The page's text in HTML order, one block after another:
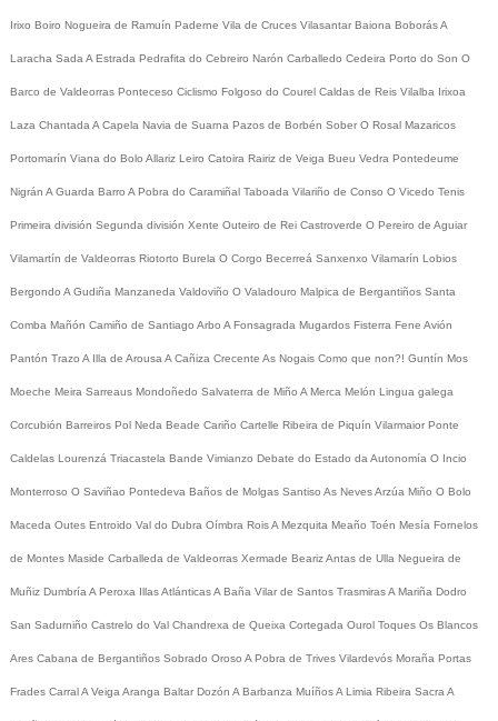
Irixo Boiro Nogueira de Ramuín Paderne Vila de Cruces Vilasantar Baiona BoborásA
Laracha Sada A Estrada Pedrafita do Cebreiro Narón Carballedo Cedeira Porto do Son O
Barco de Valdeorras Ponteceso Ciclismo Folgoso do Courel Caldas de Reis Vilalba Irixoa
Laza Chantada A Capela Navia de Suarna Pazos de Borbén Sober O Rosal Mazaricos
Portomarín Viana do Bolo Allariz Leiro Catoira Rairiz de Veiga Bueu Vedra Pontedeume
Nigrán A Guarda Barro A Pobra do Caramiñal Taboada Vilariño de Conso O Vicedo Tenis
Primeira división Segunda división Xente Outeiro de Rei Castroverde O Pereiro de Aguiar
Vilamartín de Valdeorras Riotorto Burela O Corgo Becerreá Sanxenxo Vilamarín Lobios
Bergondo A Gudiña Manzaneda Valdoviño O Valadouro Malpica de Bergantiños Santa
Comba Mañón Camiño de Santiago Arbo A Fonsagrada Mugardos Fisterra Fene Avión
Pantón Trazo A Illa de Arousa A Cañiza Crecente As Nogais Como que non?! Guntín Mos
Moeche Meira Sarreaus Mondoñedo Salvaterra de Miño A Merca Melón Lingua galega
Corcubión Barreiros Pol Neda Beade Cariño Cartelle Ribeira de Piquín Vilarmaior Ponte
Caldelas Lourenzá Triacastela Bande Vimianzo Debate do Estado da Autonomía O Incio
Monterroso O Saviñao Pontedeva Baños de Molgas Santiso As NevesArzúa Miño O Bolo
Maceda Outes Entroido Val do Dubra Oímbra RoisA Mezquita Meaño Toén Mesía Fornelos
de Montes Maside Carballeda de Valdeorras Xermade BearizAntas de Ulla Negueira de
Muñiz Dumbría A Peroxa Illas AtlánticasA Baña Vilar de Santos TrasmirasA Mariña Dodro
San Sadurniño Castrelo do Val Chandrexa de Queixa Cortegada Ourol Toques Os Blancos
Ares Cabana de Bergantiños Sobrado Oroso A Pobra de Trives Vilardevós Moraña Portas
Frades CarralA Veiga Aranga Baltar Dozón A Barbanza MuíñosA Limia Ribeira Sacra A